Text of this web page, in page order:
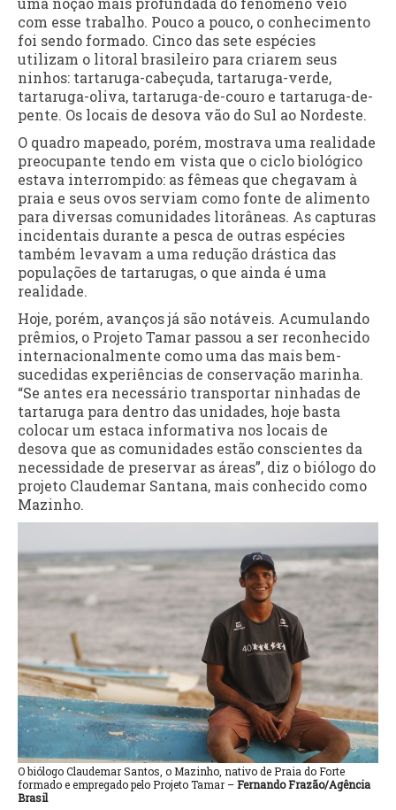
com esse trabalho. Pouco a pouco, o conhecimento
foi sendo formado. Cinco das sete espécies
utilizam o litoral brasileiro para criarem seus
ninhos: tartaruga-cabeçuda, tartaruga-verde,
tartaruga-oliva, tartaruga-de-couro e tartaruga-de-
pente. Os locais de desova vão do Sul ao Nordeste.
O quadro mapeado, porém, mostrava uma realidade
preocupante tendo em vista que o ciclo biológico
estava interrompido: as fêmeas que chegavam à
praia e seus ovos serviam como fonte de alimento
para diversas comunidades litorâneas. As capturas
incidentais durante a pesca de outras espécies
também levavam a uma redução drástica das
populações de tartarugas, o que ainda é uma
realidade.
Hoje, porém, avanços já são notáveis. Acumulando
prêmios, o Projeto Tamar passou a ser reconhecido
internacionalmente como uma das mais bem-
sucedidas experiências de conservação marinha.
“Se antes era necessário transportar ninhadas de
tartaruga para dentro das unidades, hoje basta
colocar um estaca informativa nos locais de
desova que as comunidades estão conscientes da
necessidade de preservar as áreas”, diz o biólogo do
projeto Claudemar Santana, mais conhecido como
Mazinho.
O biólogo Claudemar Santos, o Mazinho, nativo de Praia do Forte
formado e empregado pelo Projeto Tamar –Fernando Frazão/Agência
Brasil